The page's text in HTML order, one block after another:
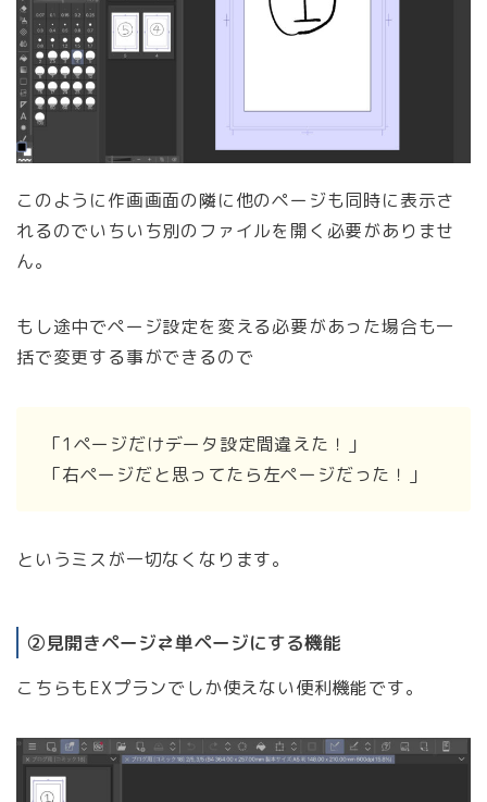
このように作画画面の隣に他のページも同時に表示さ
れるのでいちいち別のファイルを開く必要がありませ
ん。
もし途中でページ設定を変える必要があった場合も一
括で変更する事ができるので
「1ページだけデータ設定間違えた！」
「右ページだと思ってたら左ページだった！」
というミスが一切なくなります。
②見開きページ⇄単ページにする機能
こちらもEXプランでしか使えない便利機能です。